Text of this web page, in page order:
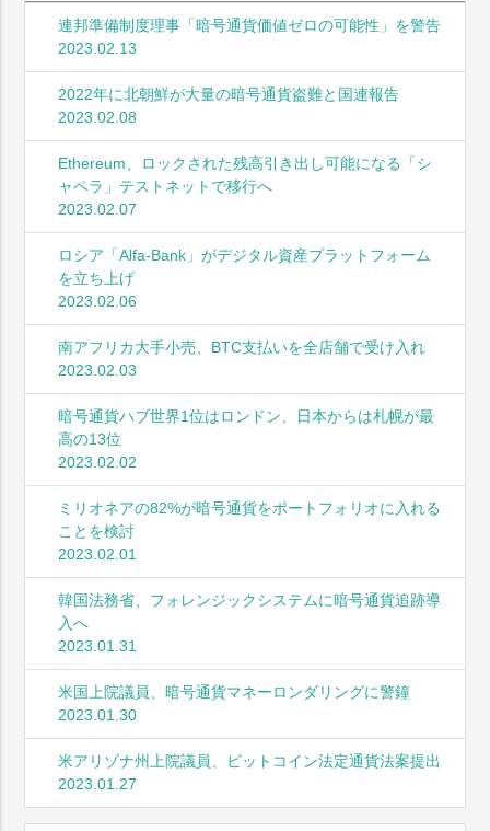
連邦準備制度理事「暗号通貨価値ゼロの可能性」を警告
2023.02.13
2022年に北朝鮮が大量の暗号通貨盗難と国連報告
2023.02.08
Ethereum、ロックされた残高引き出し可能になる「シ
ャペラ」テストネットで移行へ
2023.02.07
ロシア「Alfa-Bank」がデジタル資産プラットフォーム
を立ち上げ
2023.02.06
南アフリカ大手小売、BTC支払いを全店舗で受け入れ
2023.02.03
暗号通貨ハブ世界1位はロンドン、日本からは札幌が最
高の13位
2023.02.02
ミリオネアの82%が暗号通貨をポートフォリオに入れる
ことを検討
2023.02.01
韓国法務省、フォレンジックシステムに暗号通貨追跡導
入へ
2023.01.31
米国上院議員、暗号通貨マネーロンダリングに警鐘
2023.01.30
米アリゾナ州上院議員、ビットコイン法定通貨法案提出
2023.01.27